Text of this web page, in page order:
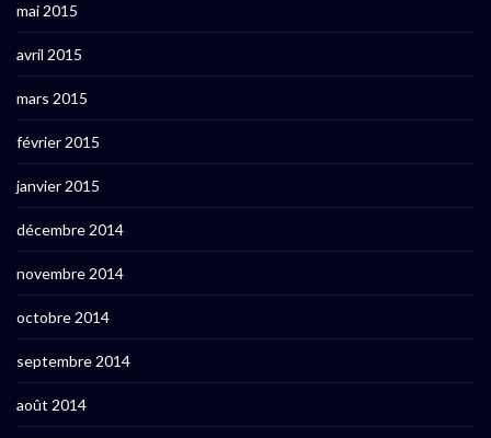
mai 2015
avril 2015
mars 2015
février 2015
janvier 2015
décembre 2014
novembre 2014
octobre 2014
septembre 2014
août 2014